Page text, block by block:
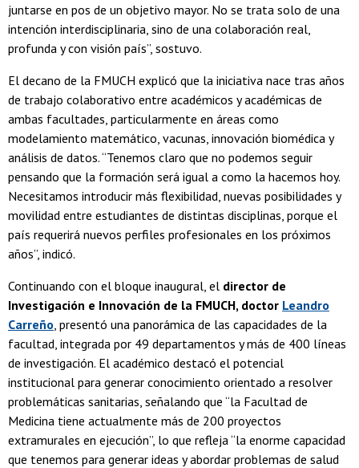
juntarse en pos de un objetivo mayor. No se trata solo de una
intención interdisciplinaria, sino de una colaboración real,
profunda y con visión país”, sostuvo.
El decano de la FMUCH explicó que la iniciativa nace tras años
de trabajo colaborativo entre académicos y académicas de
ambas facultades, particularmente en áreas como
modelamiento matemático, vacunas, innovación biomédica y
análisis de datos. “Tenemos claro que no podemos seguir
pensando que la formación será igual a como la hacemos hoy.
Necesitamos introducir más flexibilidad, nuevas posibilidades y
movilidad entre estudiantes de distintas disciplinas, porque el
país requerirá nuevos perfiles profesionales en los próximos
años”, indicó.
Continuando con el bloque inaugural, el director de
Investigación e Innovación de la FMUCH, doctor Leandro
Carreño , presentó una panorámica de las capacidades de la
facultad, integrada por 49 departamentos y más de 400 líneas
de investigación. El académico destacó el potencial
institucional para generar conocimiento orientado a resolver
problemáticas sanitarias, señalando que “la Facultad de
Medicina tiene actualmente más de 200 proyectos
extramurales en ejecución”, lo que refleja “la enorme capacidad
que tenemos para generar ideas y abordar problemas de salud